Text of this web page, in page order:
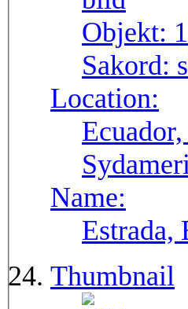
Objekt:
Sakord:
Location:
Name:
Thumbnail